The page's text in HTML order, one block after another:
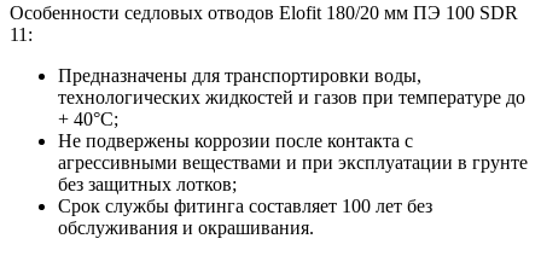
Особенности седловых отводов Elofit 180/20 мм ПЭ 100 SDR
11:
Предназначены для транспортировки воды,
технологических жидкостей и газов при температуре до
+ 40°С;
Не подвержены коррозии после контакта с
агрессивными веществами и при эксплуатации в грунте
без защитных лотков;
Срок службы фитинга составляет 100 лет без
обслуживания и окрашивания.